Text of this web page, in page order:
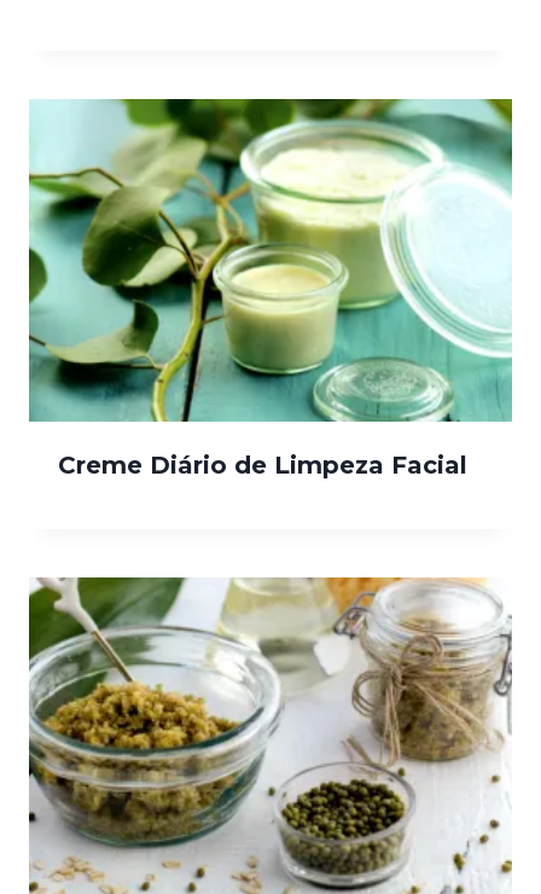
Creme Diário de Limpeza Facial